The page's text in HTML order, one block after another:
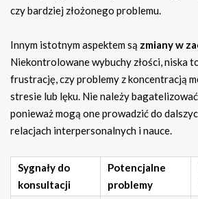
czy bardziej złożonego problemu.
Innym istotnym aspektem są zmiany w
Niekontrolowane wybuchy złości, niska
frustrację, czy problemy z koncentracją
stresie lub lęku. Nie należy
ponieważ mogą one prowadzić do
relacjach interpersonalnych i nauce.
Sygnały do
konsultacji
Potencjalne
problemy